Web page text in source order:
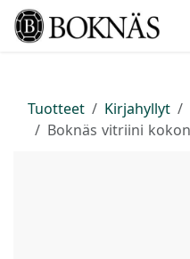
Siirry sisältöön
Tuotteet Kirjahyllyt
Boknäs vitriini